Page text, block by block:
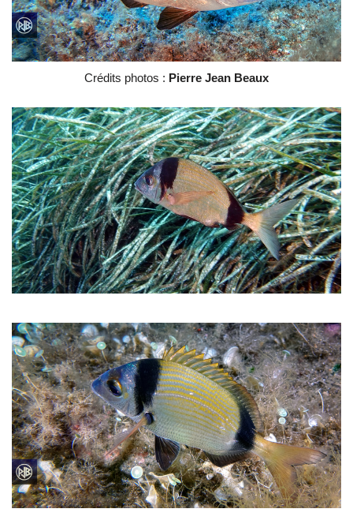
Crédits photos : Pierre Jean Beaux